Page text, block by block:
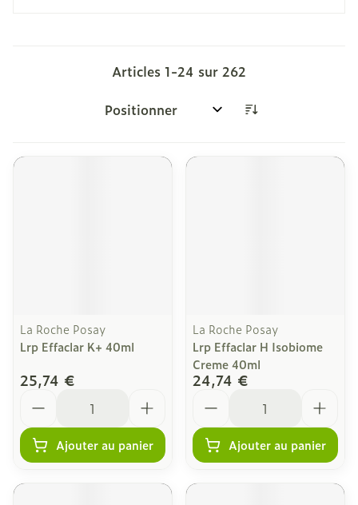
Articles 1-24 sur 262
Trier par:
La Roche Posay
Lrp Effaclar K+ 40ml
25,74 €
Ajouter au panier
La Roche Posay
Lrp Effaclar H Isobiome
Creme 40ml
24,74 €
Ajouter au panier